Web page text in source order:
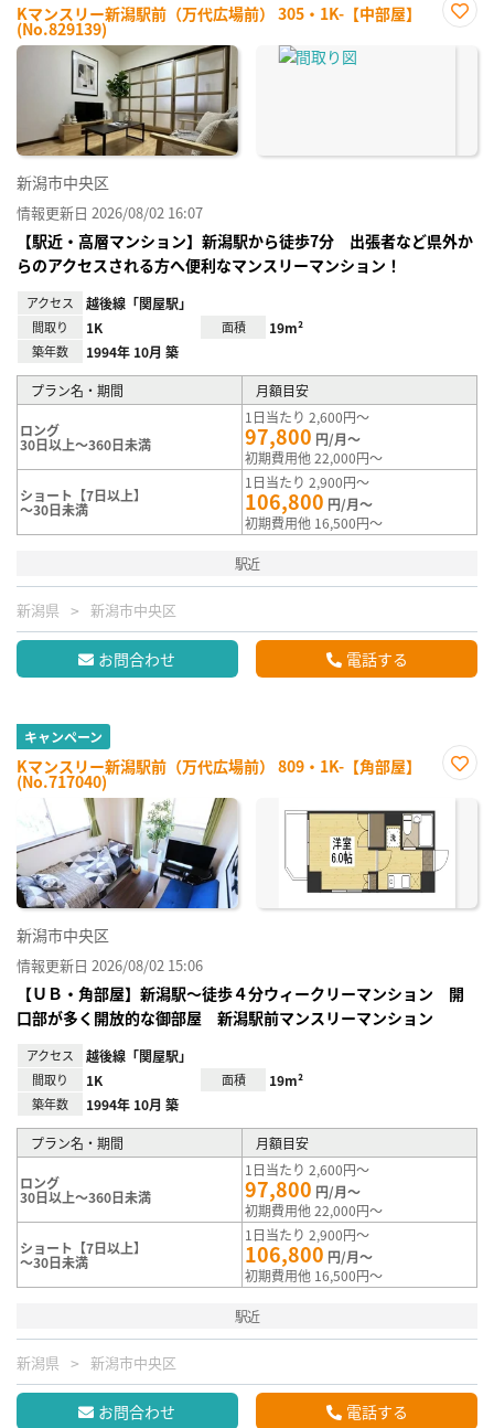
Kマンスリー新潟駅前（万代広場前） 305・1K-【中部屋】
(No.829139)
に入
新潟市中央区
情報更新日 2026/08/02 16:07
【駅近・高層マンション】新潟駅から徒歩7分 出張者など県外か
らのアクセスされる方へ便利なマンスリーマンション！
アクセス 越後線「関屋駅」
間取り 1K 面積 19m²
築年数 1994年 10月 築
プラン名・期間 月額目安
ロング
30日以上～360日未満
1日当たり 2,600円～
97,800 円/月～
初期費用他 22,000円～
ショート【7日以上】
～30日未満
1日当たり 2,900円～
106,800 円/月～
初期費用他 16,500円～
駅近
新潟県 新潟市中央区
お問合わせ 電話する
キャンペーン
Kマンスリー新潟駅前（万代広場前） 809・1K-【角部屋】
(No.717040)
に入
新潟市中央区
情報更新日 2026/08/02 15:06
【ＵＢ・角部屋】新潟駅～徒歩４分ウィークリーマンション 開
口部が多く開放的な御部屋 新潟駅前マンスリーマンション
アクセス 越後線「関屋駅」
間取り 1K 面積 19m²
築年数 1994年 10月 築
プラン名・期間 月額目安
ロング
30日以上～360日未満
1日当たり 2,600円～
97,800 円/月～
初期費用他 22,000円～
ショート【7日以上】
～30日未満
1日当たり 2,900円～
106,800 円/月～
初期費用他 16,500円～
駅近
新潟県 新潟市中央区
お問合わせ 電話する